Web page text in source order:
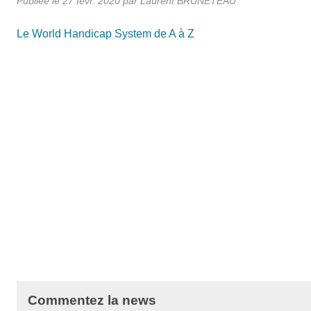
Le World Handicap System de A à Z
Commentez la news